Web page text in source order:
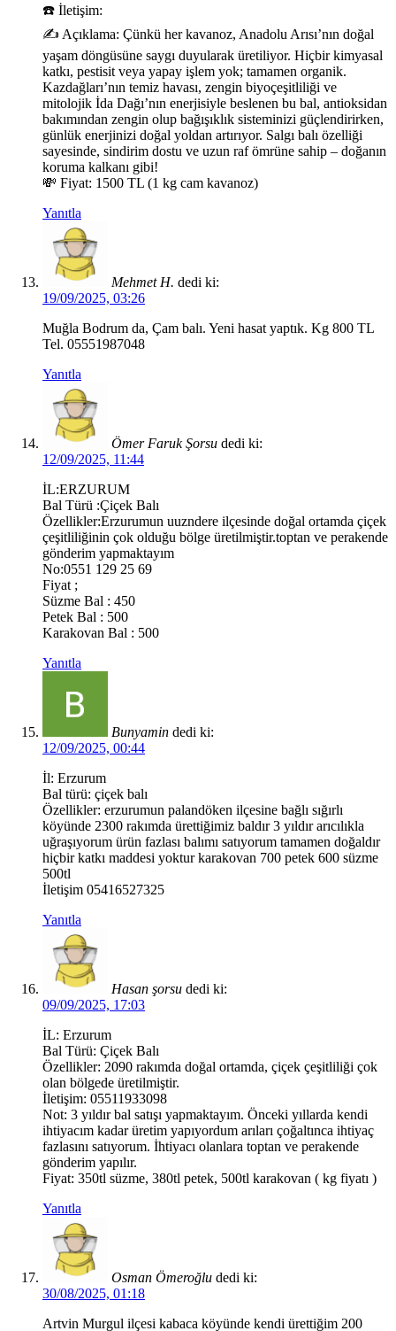
☎️ İletişim:
✍️ Açıklama: Çünkü her kavanoz, Anadolu Arısı’nın doğal
yaşam döngüsüne saygı duyularak üretiliyor. Hiçbir kimyasal
katkı, pestisit veya yapay işlem yok; tamamen organik.
Kazdağları’nın temiz havası, zengin biyoçeşitliliği ve
mitolojik İda Dağı’nın enerjisiyle beslenen bu bal, antioksidan
bakımından zengin olup bağışıklık sisteminizi güçlendirirken,
günlük enerjinizi doğal yoldan artırıyor. Salgı balı özelliği
sayesinde, sindirim dostu ve uzun raf ömrüne sahip – doğanın
koruma kalkanı gibi!
💸 Fiyat: 1500 TL (1 kg cam kavanoz)
Yanıtla
Mehmet H. dedi ki:
19/09/2025, 03:26
Muğla Bodrum da, Çam balı. Yeni hasat yaptık. Kg 800 TL
Tel. 05551987048
Yanıtla
Ömer Faruk Şorsu dedi ki:
12/09/2025, 11:44
İL:ERZURUM
Bal Türü :Çiçek Balı
Özellikler:Erzurumun uuzndere ilçesinde doğal ortamda çiçek
çeşitliliğinin çok olduğu bölge üretilmiştir.toptan ve perakende
gönderim yapmaktayım
No:0551 129 25 69
Fiyat ;
Süzme Bal : 450
Petek Bal : 500
Karakovan Bal : 500
Yanıtla
Bunyamin dedi ki:
12/09/2025, 00:44
İl: Erzurum
Bal türü: çiçek balı
Özellikler: erzurumun palandöken ilçesine bağlı sığırlı
köyünde 2300 rakımda ürettiğimiz baldır 3 yıldır arıcılıkla
uğraşıyorum ürün fazlası balımı satıyorum tamamen doğaldır
hiçbir katkı maddesi yoktur karakovan 700 petek 600 süzme
500tl
İletişim 05416527325
Yanıtla
Hasan şorsu dedi ki:
09/09/2025, 17:03
İL: Erzurum
Bal Türü: Çiçek Balı
Özellikler: 2090 rakımda doğal ortamda, çiçek çeşitliliği çok
olan bölgede üretilmiştir.
İletişim: 05511933098
Not: 3 yıldır bal satışı yapmaktayım. Önceki yıllarda kendi
ihtiyacım kadar üretim yapıyordum arıları çoğaltınca ihtiyaç
fazlasını satıyorum. İhtiyacı olanlara toptan ve perakende
gönderim yapılır.
Fiyat: 350tl süzme, 380tl petek, 500tl karakovan ( kg fiyatı )
Yanıtla
Osman Ömeroğlu dedi ki:
30/08/2025, 01:18
Artvin Murgul ilçesi kabaca köyünde kendi ürettiğim 200